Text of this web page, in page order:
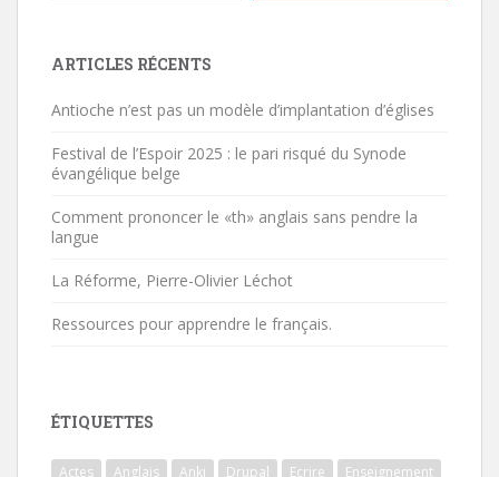
ARTICLES RÉCENTS
Antioche n’est pas un modèle d’implantation d’églises
Festival de l’Espoir 2025 : le pari risqué du Synode
évangélique belge
Comment prononcer le «th» anglais sans pendre la
langue
La Réforme, Pierre-Olivier Léchot
Ressources pour apprendre le français.
ÉTIQUETTES
Actes Anglais Anki Drupal Ecrire
Enseignement